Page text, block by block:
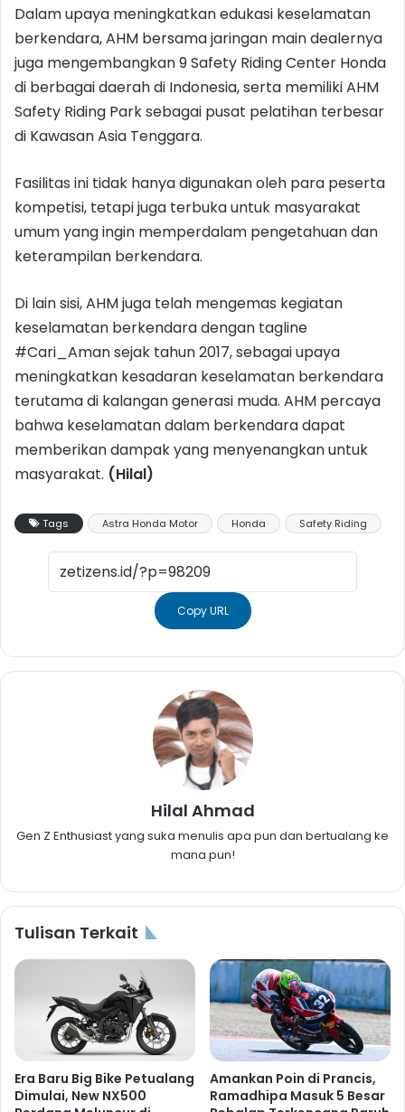
Dalam upaya meningkatkan edukasi keselamatan
berkendara, AHM bersama jaringan main dealernya
juga mengembangkan 9 Safety Riding Center Honda
di berbagai daerah di Indonesia, serta memiliki AHM
Safety Riding Park sebagai pusat pelatihan terbesar
di Kawasan Asia Tenggara.
Fasilitas ini tidak hanya digunakan oleh para peserta
kompetisi, tetapi juga terbuka untuk masyarakat
umum yang ingin memperdalam pengetahuan dan
keterampilan berkendara.
Di lain sisi, AHM juga telah mengemas kegiatan
keselamatan berkendara dengan tagline
#Cari_Aman sejak tahun 2017, sebagai upaya
meningkatkan kesadaran keselamatan berkendara
terutama di kalangan generasi muda. AHM percaya
bahwa keselamatan dalam berkendara dapat
memberikan dampak yang menyenangkan untuk
masyarakat. (Hilal)
Tags Astra Honda Motor Honda Safety Riding
Copy URL
Hilal Ahmad
Gen Z Enthusiast yang suka menulis apa pun dan bertualang ke
mana pun!
Tulisan Terkait
Era Baru Big Bike Petualang
Dimulai, New NX500
Amankan Poin di Prancis,
Ramadhipa Masuk 5 Besar